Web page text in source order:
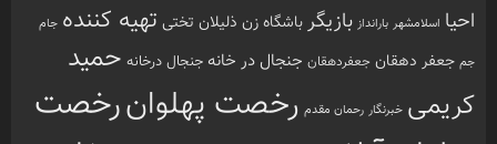
احیا اسلامشهر بارانداز بازیگرباشگاه زن ذلیلان تختی تهیه کننده جام
جم جعفر دهقان جعفردهقان جنجال در خانه جنجال درخانه حمید
کریمی خبرنگار رحمان مقدم رخصت پهلوانرخصت